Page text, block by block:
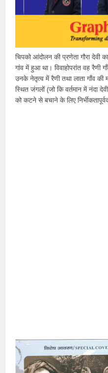
चिपको आंदोलन की प्रणेता गौरा
गांव में हुआ था। विवाहोपरांत वह रैणी
उनके नेतृत्व में रैणी तथा लाता गाँव की
स्थित जंगलों (जो कि वर्तमान में नंदा
को कटने से बचाने के लिए